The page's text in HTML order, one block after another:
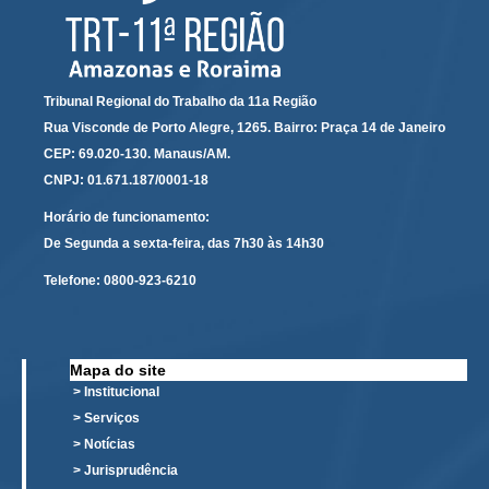
Comitê de Segurança Permanente
Comitê de Combate ao Trabalho Infantil e de Estímulo à
Aprendizagem
Comitê de Incentivo à Participação Institucional Feminina
no âmbito do TRT-11
Moral, do Assédio Sexual e da Discriminação
Comissão Permanente de Gestão Socioambiental
Comitê Gestor do Plano de Contratações e Aquisições
Comitê de Equidade de Raça, Gênero e Diversidade
Comissão de Justiça Itinerante
Comissão Permanente de Avaliação Documental
Tribunal Regional do Trabalho da 11a Região
Rua Visconde de Porto Alegre, 1265. Bairro: Praça 14 de Janeiro
CEP: 69.020-130. Manaus/AM.
CNPJ: 01.671.187/0001-18
Horário de funcionamento:
De Segunda a sexta-feira, das 7h30 às 14h30
Telefone: 0800-923-6210
Mapa do site
> Institucional
> Serviços
> Notícias
> Jurisprudência